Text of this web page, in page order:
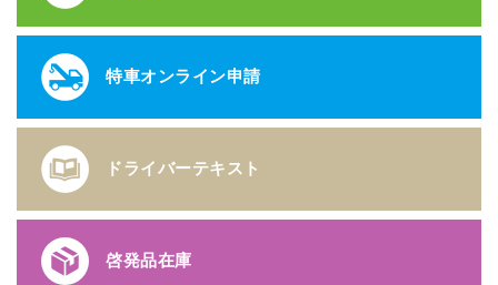
特車オンライン申請
ドライバーテキスト
啓発品在庫